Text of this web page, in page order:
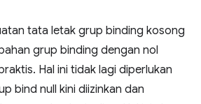
tata letak grup binding kosong
grup binding dengan nol
Hal ini tidak lagi diperlukan
bind null kini diizinkan dan